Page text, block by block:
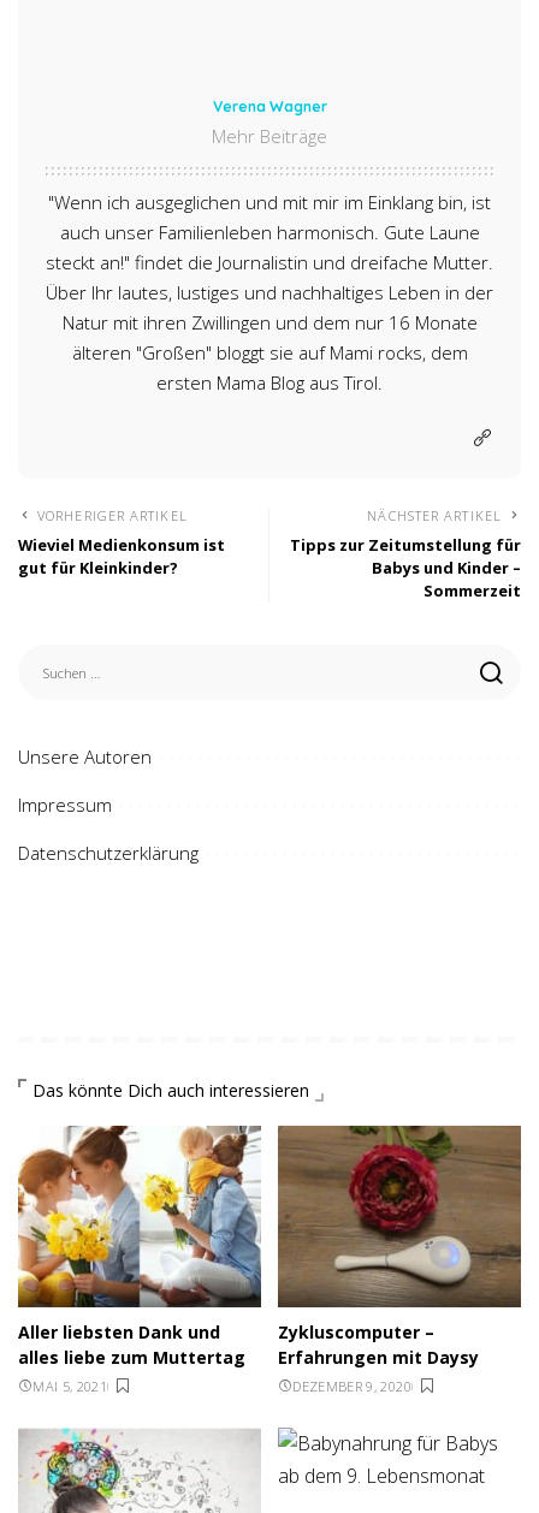
Verena Wagner
Mehr Beiträge
"Wenn ich ausgeglichen und mit mir im Einklang bin, ist
auch unser Familienleben harmonisch. Gute Laune
steckt an!" findet die Journalistin und dreifache Mutter.
Über Ihr lautes, lustiges und nachhaltiges Leben in der
Natur mit ihren Zwillingen und dem nur 16 Monate
älteren "Großen" bloggt sie auf Mami rocks, dem
ersten Mama Blog aus Tirol.
VORHERIGER ARTIKEL
Wieviel Medienkonsum ist
gut für Kleinkinder?
NÄCHSTER ARTIKEL
Tipps zur Zeitumstellung für
Babys und Kinder –
Sommerzeit
Unsere Autoren
Impressum
Datenschutzerklärung
Das könnte Dich auch interessieren
Aller liebsten Dank und
alles liebe zum Muttertag
MAI 5, 2021
Zykluscomputer –
Erfahrungen mit Daysy
DEZEMBER 9, 2020